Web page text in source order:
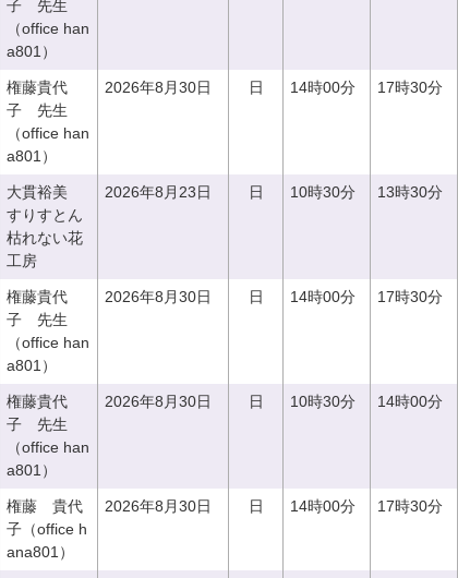
子 先生
（office han
a801）
権藤貴代
子 先生
（office han
a801）
2026年8月30日 日 14時00分 17時30分
大貫裕美
すりすとん
枯れない花
工房
2026年8月23日 日 10時30分 13時30分
権藤貴代
子 先生
（office han
a801）
2026年8月30日 日 14時00分 17時30分
権藤貴代
子 先生
（office han
a801）
2026年8月30日 日 10時30分 14時00分
権藤 貴代
子（office h
ana801）
2026年8月30日 日 14時00分 17時30分